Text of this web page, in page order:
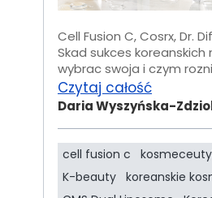
Cell Fusion C, Cosrx, Dr.
Skad sukces
wybrac swoja i czym
Czytaj całość
Daria Wyszyńska-
cell fusion c
K-beauty koreanskie